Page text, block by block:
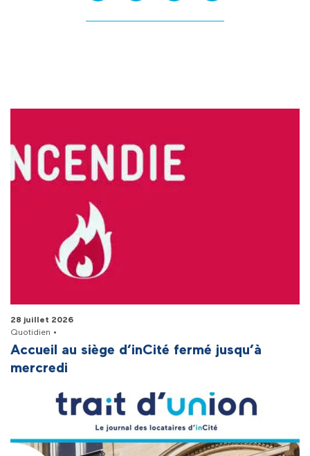
28 juillet 2026
Quotidien •
Accueil au siège d’inCité fermé jusqu’à
mercredi